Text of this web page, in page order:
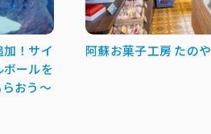
！サイ
ールを
おう～
阿蘇お菓子工房 たのや